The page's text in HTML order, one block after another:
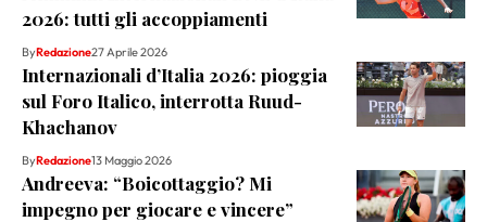
2026: tutti gli accoppiamenti
ByRedazione27 Aprile 2026
Internazionali d’Italia 2026: pioggia
sul Foro Italico, interrotta Ruud-
Khachanov
ByRedazione13 Maggio 2026
Andreeva: “Boicottaggio? Mi
impegno per giocare e vincere”